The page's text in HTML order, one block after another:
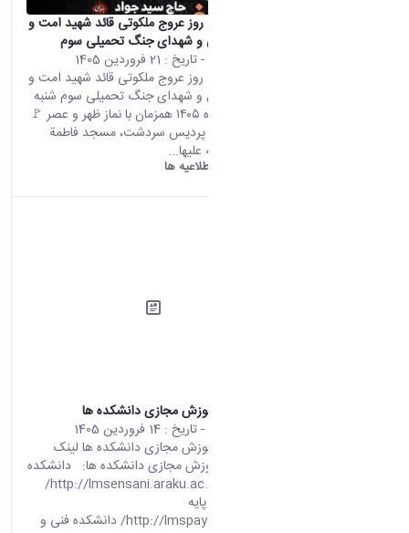
مراسم چهلمین روز عروج ملکوتی قائد شهید امت و
يادبود سرداران و شهدای جنگ تحمیلی سوم
- تاریخ : 21 فروردین 1405
مراسم چهلمین روز عروج ملکوتی قائد شهید امت و
يادبود سرداران و شهدای جنگ تحمیلی سوم شنبه
۲۲ فروردین ماه ۱۴۰۵ همزمان با نماز ظهر و عصر 🚩
دانشگاه اراک، پرديس سردشت، مسجد فاطمة
الزهرا سلام الله علیها...
اطلاعیه ها
لینک سامانه آموزش مجازی دانشکده ها
- تاریخ : 14 فروردین 1405
لینک سامانه آموزش مجازی دانشکده ها لینک
سامانه های آموزش مجازی دانشکده ها: دانشکده
علوم انسانی http://lmsensani.araku.ac.ir/
دانشکده علوم پایه
http://lmspaye.araku.ac.ir/ دانشکده فنی و